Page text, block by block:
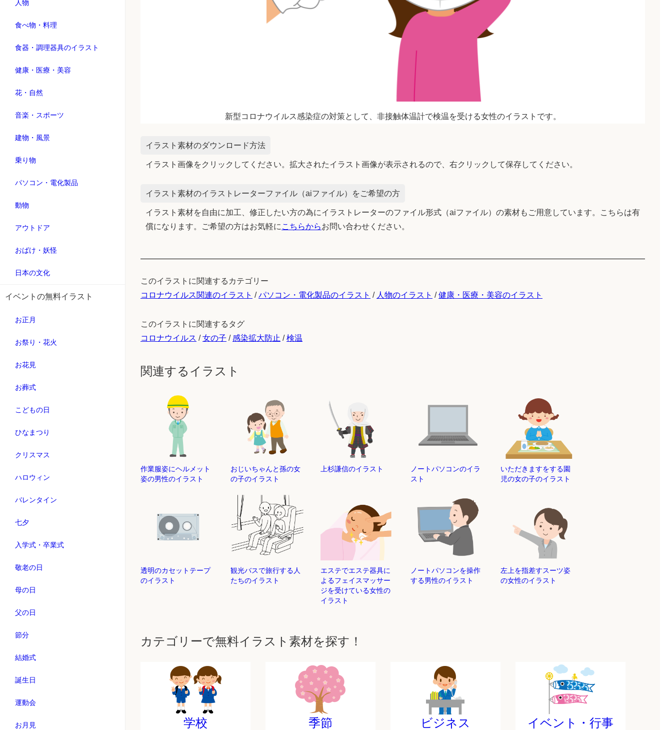
人物
食べ物・料理
食器・調理器具のイラスト
健康・医療・美容
花・自然
音楽・スポーツ
建物・風景
乗り物
パソコン・電化製品
動物
アウトドア
おばけ・妖怪
日本の文化
イベントの無料イラスト
お正月
お祭り・花火
お花見
お葬式
こどもの日
ひなまつり
クリスマス
ハロウィン
バレンタイン
七夕
入学式・卒業式
敬老の日
母の日
父の日
節分
結婚式
誕生日
運動会
お月見
新型コロナウイルス感染症の対策として、非接触体温計で検温を受ける女性のイラストです。
イラスト素材のダウンロード方法
イラスト画像をクリックしてください。拡大されたイラスト画像が表示されるので、右クリックして保存してください。
イラスト素材のイラストレーターファイル（aiファイル）をご希望の方
イラスト素材を自由に加工、修正したい方の為にイラストレーターのファイル形式（aiファイル）の素材もご用意しています。こちらは有
償になります。ご希望の方はお気軽に こちらからお問い合わせください。
このイラストに関連するカテゴリー
コロナウイルス関連のイラスト /パソコン・電化製品のイラスト / 人物のイラスト /健康・医療・美容のイラスト
このイラストに関連するタグ
コロナウイルス /女の子 /感染拡大防止 /検温
関連するイラスト
作業服姿にヘルメット
姿の男性のイラスト
おじいちゃんと孫の女
の子のイラスト
上杉謙信のイラスト
ノートパソコンのイラ
スト
いただきますをする園
児の女の子のイラスト
透明のカセットテープ
のイラスト
観光バスで旅行する人
たちのイラスト
エステでエステ器具に
よるフェイスマッサー
ジを受けている女性の
イラスト
ノートパソコンを操作
する男性のイラスト
左上を指差すスーツ姿
の女性のイラスト
カテゴリーで無料イラスト素材を探す！
学校 季節 ビジネス イベント・行事